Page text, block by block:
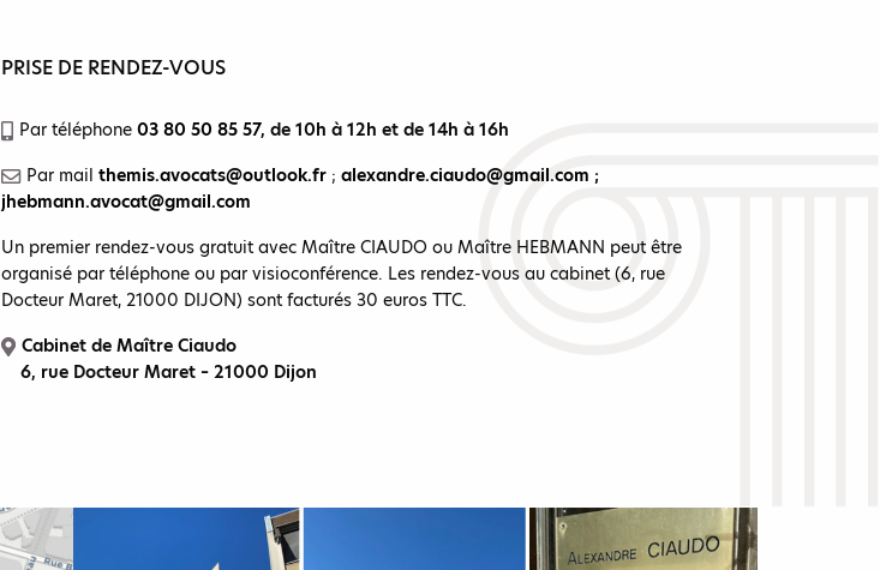
PRISE DE RENDEZ-VOUS
Par téléphone 03 80 50 85 57, de 10h à 12h et de 14h à 16h
Par mail themis.avocats@outlook.fr ; alexandre.ciaudo@gmail.com ;
jhebmann.avocat@gmail.com
Un premier rendez-vous gratuit avec Maître CIAUDO ou Maître HEBMANN peut être
organisé par téléphone ou par visioconférence. Les rendez-vous au cabinet (6, rue
Docteur Maret, 21000 DIJON) sont facturés 30 euros TTC.
Cabinet de Maître Ciaudo
6, rue Docteur Maret – 21000 Dijon